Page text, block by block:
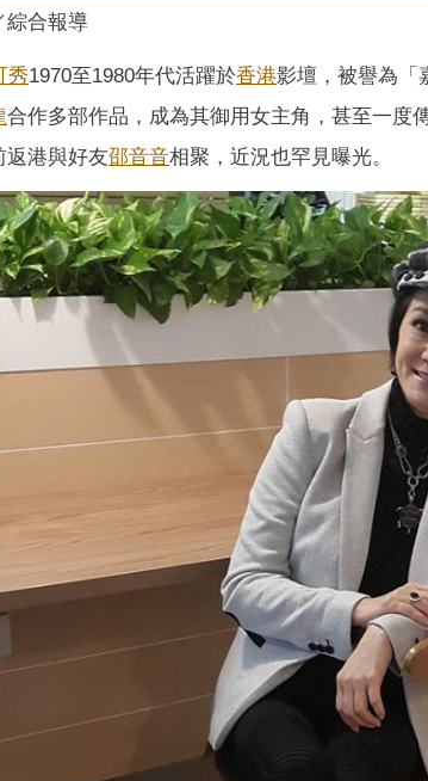
綜合報導
秀1970至1980年代活躍於香港影壇，被譽為「
合作多部作品，成為其御用女主角，甚至一度
返港與好友邵音音相聚，近況也罕見曝光。